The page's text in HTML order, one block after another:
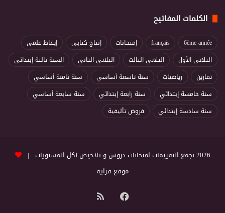
الكلمات المفاتيح
6ème année
français إمتحانات إنتاج كتابي
إيقاظ علمي
الثلاثي الأول
الثلاثي الثالث الثلاثي الثاني
السنة ثالثة إبتدائي
تمارين
رياضيات سنة تاسعة أساسي
سنة ثامنة أساسي
سنة خامسة إبتدائي
سنة رابعة إبتدائي
سنة سابعة أساسي
سنة سادسة إبتدائي
فروض تأليفية
2026 نجمع التقييمات امتحانات دروس و تلاخيص لكل المستويات |
موقع قراية
فيسبوك